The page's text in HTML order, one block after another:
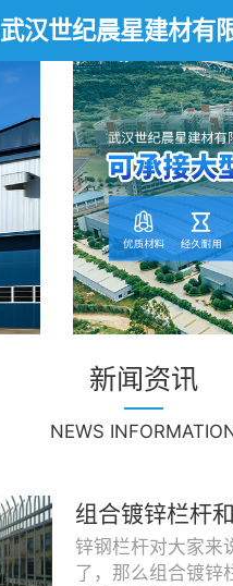
武汉世纪晨星建材有
新闻资讯
NEWS
组合镀锌栏杆
锌钢栏杆对大家来
了，那么组合镀锌